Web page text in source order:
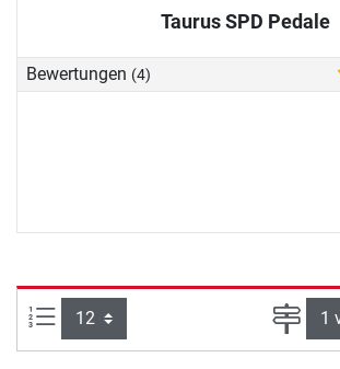
Taurus SPD Pedale
Bewertungen (4)
Artikel pro Seite: Seite